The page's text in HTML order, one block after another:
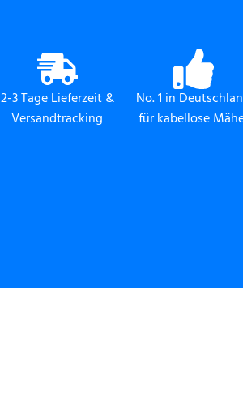
2-3 Tage Lieferzeit &
Versandtracking
No. 1 in
für kabellose